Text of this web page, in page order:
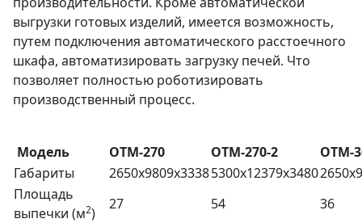
выгрузки готовых изделий, имеется возможность,
путем подключения автоматического расстоечного
шкафа, автоматизировать загрузку печей. Что
позволяет полностью роботизировать
производственный процесс.
Модель ОТМ-270 ОТМ-270-2
ОТМ-
Габариты
2650x9809x33385300x12379x3480
Площадь
выпечки (м2)
27 54
36